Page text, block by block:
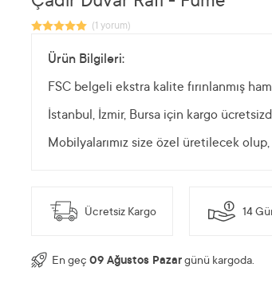
Ürün Bilgileri:
FSC belgeli ekstra kalite fırınlanmış
İstanbul, İzmir, Bursa için kargo
Mobilyalarımız size özel üretilecek
Ücretsiz Kargo 14
En geç 09 Ağustos Pazargünü kargoda.